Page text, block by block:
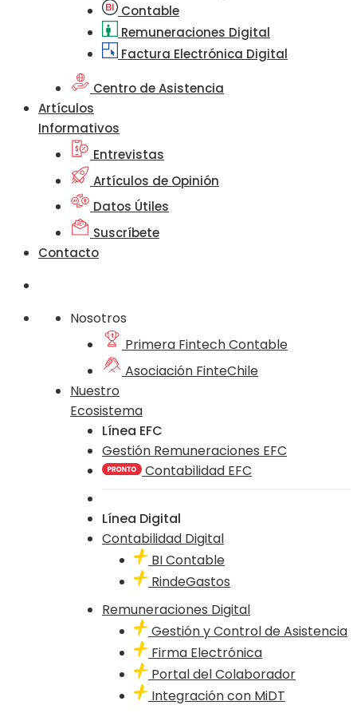
Contable
Remuneraciones Digital
Factura Electrónica Digital
Centro de Asistencia
Artículos
Informativos
Entrevistas
Artículos de Opinión
Datos Útiles
Suscríbete
Contacto
Nosotros
Primera Fintech Contable
Asociación FinteChile
Nuestro
Ecosistema
Línea EFC
Gestión Remuneraciones EFC
Contabilidad EFC
Línea Digital
Contabilidad Digital
BI Contable
RindeGastos
Remuneraciones Digital
Gestión y Control de Asistencia
Firma Electrónica
Portal del Colaborador
Integración con MiDT